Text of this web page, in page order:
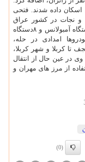
زمانی، اسكان داده شدند. فتحی
و نجات در كشور عراق
اشاره نمود و اظهار داشت: استقرار ۳۰ دستگاه آمبولانس و ۸دستگاه
امدادی در حله،
تا كربلا و شهر كربلا،
در عین حال از انتقال
از مرز های مهران و
(0)